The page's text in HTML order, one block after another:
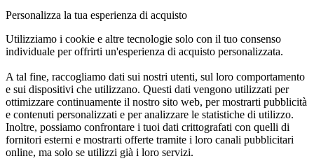
Personalizza la tua esperienza di acquisto
Utilizziamo i cookie e altre tecnologie solo con il tuo consenso
individuale per offrirti un'esperienza di acquisto personalizzata.
A tal fine, raccogliamo dati sui nostri utenti, sul loro comportamento
e sui dispositivi che utilizzano. Questi dati vengono utilizzati per
ottimizzare continuamente il nostro sito web, per mostrarti pubblicità
e contenuti personalizzati e per analizzare le statistiche di utilizzo.
Inoltre, possiamo confrontare i tuoi dati crittografati con quelli di
fornitori esterni e mostrarti offerte tramite i loro canali pubblicitari
online, ma solo se utilizzi già i loro servizi.